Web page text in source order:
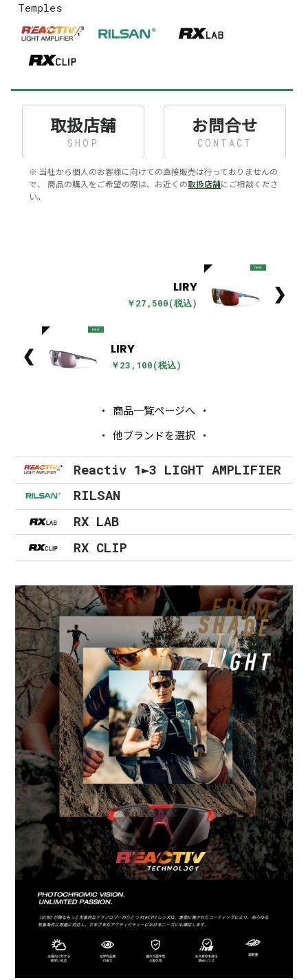
Temples
取扱店舗
SHOP
お問合せ
CONTACT
※ 当社から個人のお客様に向けての直接販売は行っておりませんの
で、 商品の購入をご希望の際は、お近くの取扱店舗にご相談くださ
い。
LIRY
￥27,500(税込)
new
❯
❮
new
LIRY
￥23,100(税込)
商品一覧ページへ
他ブランドを選択
Reactiv 1►3 LIGHT AMPLIFIER
RILSAN
RX LAB
RX CLIP